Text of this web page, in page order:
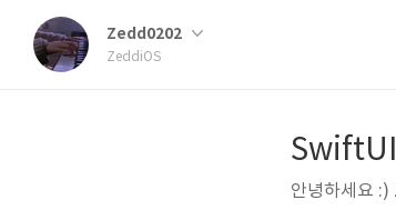
Zedd0202
ZeddiOS
안녕하세요